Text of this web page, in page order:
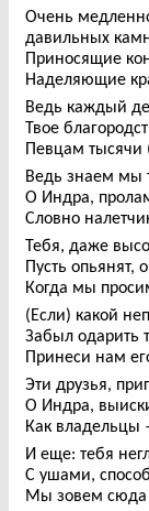
Очень
давильных
Приносящие
Наделяющие
Ведь каждый
Твое
Певцам тысячи
Ведь знаем мы
О Индра,
Словно
Тебя, даже
Пусть опьянят,
Когда мы
(Если) какой
Забыл одарить
Принеси нам
Эти друзья,
О Индра,
Как владельцы
И еще: тебя
С ушами,
Мы зовем сюда